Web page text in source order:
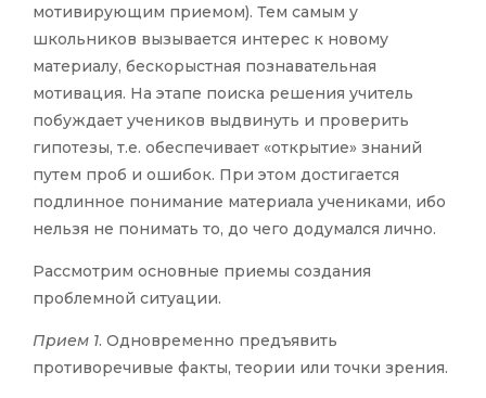
мотивирующим приемом). Тем самым у
школьников вызывается интерес к новому
материалу, бескорыстная познавательная
мотивация. На этапе поиска решения учитель
побуждает учеников выдвинуть и проверить
гипотезы, т.е. обеспечивает «открытие» знаний
путем проб и ошибок. При этом достигается
подлинное понимание материала учениками, ибо
нельзя не понимать то, до чего додумался лично.
Рассмотрим основные приемы создания
проблемной ситуации.
Прием 1. Одновременно предъявить
противоречивые факты, теории или точки зрения.